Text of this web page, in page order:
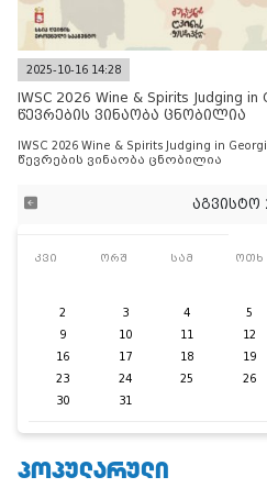
2025-10-16 14:28
IWSC 2026 Wine & Spirits Judging
წევრების ვინაობა ცნობილია
IWSC 2026 Wine & Spirits Judging in
წევრების ვინაობა ცნობილია
აგვისტო
კვი ორშ სამ ოთხ
2
3 4 5
9
10 11 12
16
17 18 19
23
24 25 26
30
31
ᲞᲝᲞᲣᲚᲐᲠᲣᲚᲘ